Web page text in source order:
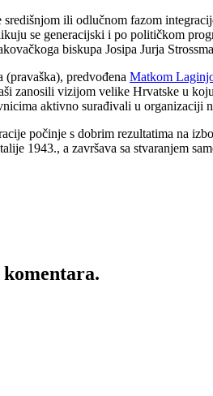
ili odlučnom fazom
se generacijski i po političkom
biskupa Josipa Jurja
predvođena Matkom
zanosili vizijom velike Hrvatske u
aktivno surađivali u organizaciji
počinje s dobrim rezultatima na
1943., a završava sa stvaranjem